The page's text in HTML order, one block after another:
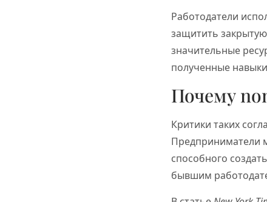
Работодатели
защитить
значительные
полученные
Почему
Критики таких
Предприниматели
способного
бывшим